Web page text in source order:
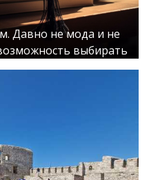
Давно не мода и не
выбирать